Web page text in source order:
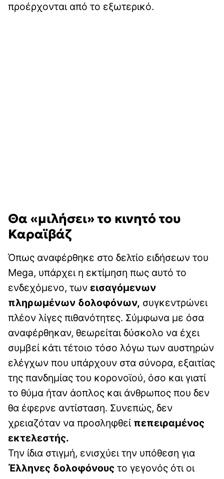
προέρχονται από το εξωτερικό.
Θα «μιλήσει» το κινητό του
Καραϊβάζ
Όπως αναφέρθηκε στο δελτίο ειδήσεων του
Mega, υπάρχει η εκτίμηση πως αυτό το
ενδεχόμενο, των εισαγόμενων
πληρωμένων δολοφόνων, συγκεντρώνει
πλέον λίγες πιθανότητες. Σύμφωνα με όσα
αναφέρθηκαν, θεωρείται δύσκολο να έχει
συμβεί κάτι τέτοιο τόσο λόγω των αυστηρών
ελέγχων που υπάρχουν στα σύνορα, εξαιτίας
της πανδημίας του κορονοϊού, όσο και γιατί
το θύμα ήταν άοπλος και άνθρωπος που δεν
θα έφερνε αντίσταση. Συνεπώς, δεν
χρειαζόταν να προσληφθεί πεπειραμένος
εκτελεστής.
Την ίδια στιγμή, ενισχύει την υπόθεση για
Έλληνες δολοφόνους το γεγονός ότι οι